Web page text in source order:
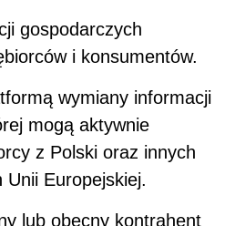
gospodarczych
i konsumentów.
wymiany informacji
mogą aktywnie
z Polski oraz innych
Unii Europejskiej.
lub obecny kontrahent